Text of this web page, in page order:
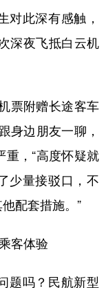
对此深有感触，
深夜飞抵白云机
票附赠长途客车
身边朋友一聊，
，“高度怀疑就
少量接驳口，不
配套措施。”
客体验
吗？民航新型